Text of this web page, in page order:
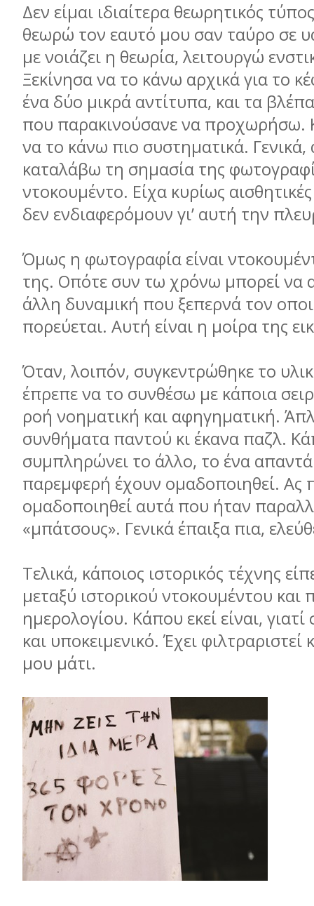
Δεν είμαι ιδιαίτερα θεωρητικός
θεωρώ τον εαυτό μου σαν ταύρο σε
με νοιάζει η θεωρία, λειτουργώ
Ξεκίνησα να το κάνω αρχικά για το
ένα δύο μικρά αντίτυπα, και τα
που παρακινούσανε να προχωρήσω.
να το κάνω πιο συστηματικά.
καταλάβω τη σημασία της
ντοκουμέντο. Είχα κυρίως
δεν ενδιαφερόμουν γι’ αυτή την
Όμως η φωτογραφία είναι
της. Οπότε συν τω χρόνω μπορεί να
άλλη δυναμική που ξεπερνά τον
πορεύεται. Αυτή είναι η μοίρα της
Όταν, λοιπόν, συγκεντρώθηκε το
έπρεπε να το συνθέσω με κάποια
ροή νοηματική και αφηγηματική.
συνθήματα παντού κι έκανα παζλ.
συμπληρώνει το άλλο, το ένα
παρεμφερή έχουν ομαδοποιηθεί. Ας
ομαδοποιηθεί αυτά που ήταν
«μπάτσους». Γενικά έπαιξα πια,
Τελικά, κάποιος ιστορικός τέχνης
μεταξύ ιστορικού ντοκουμέντου
ημερολογίου. Κάπου εκεί είναι, γιατί
και υποκειμενικό. Έχει φιλτραριστεί
μου μάτι.